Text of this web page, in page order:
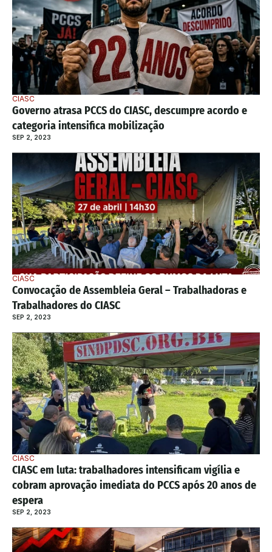
CIASC
Governo atrasa PCCS do CIASC, descumpre acordo e
categoria intensifica mobilização
SEP 2, 2023
CIASC
Convocação de Assembleia Geral – Trabalhadoras e
Trabalhadores do CIASC
SEP 2, 2023
CIASC
CIASC em luta: trabalhadores intensificam vigília e
cobram aprovação imediata do PCCS após 20 anos de
espera
SEP 2, 2023